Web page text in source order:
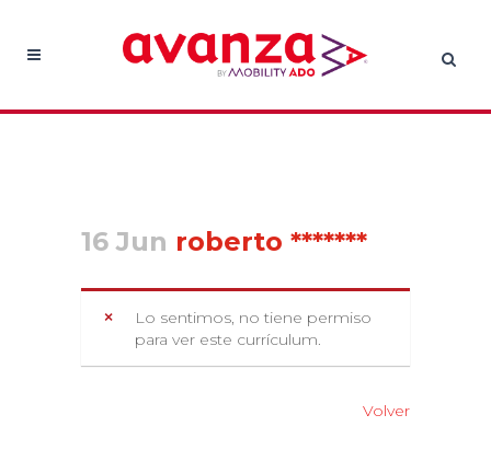
16 Jun roberto *******
Lo sentimos, no tiene permiso
para ver este currículum.
Volver